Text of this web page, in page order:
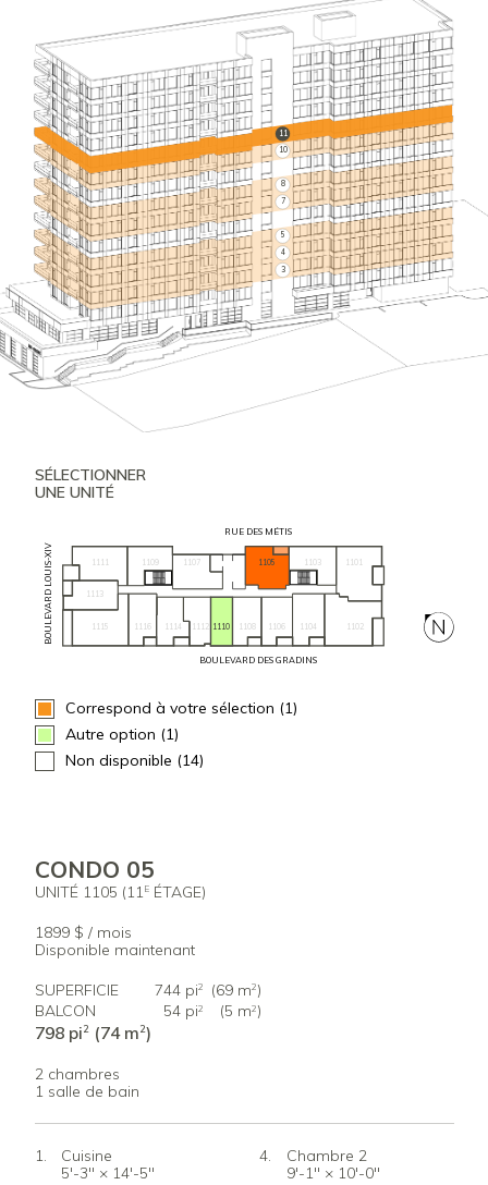
3
4
5
7
8
10
11
SÉLECTIONNER
UNE UNITÉ
RUE DES MÉTIS
BOULEVARD LOUIS-XIV 1101
1102
1103
1104
1105
1106
1107
1108
1109
1110
1111
1112
1113
1114
1115 1116
BOULEVARD DES GRADINS
Correspond à votre sélection (1)
Autre option (1)
Non disponible (14)
CONDO 05
UNITÉ 1105 (11 EÉTAGE)
1899 $ / mois
Disponible maintenant
SUPERFICIE 744 pi2 (69 m2 )
BALCON
54 pi2 (5 m2 )
798 pi2 (74 m2)
2 chambres
1 salle de bain
Cuisine
5'-3" × 14'-5"
Chambre 2
9'-1" × 10'-0"